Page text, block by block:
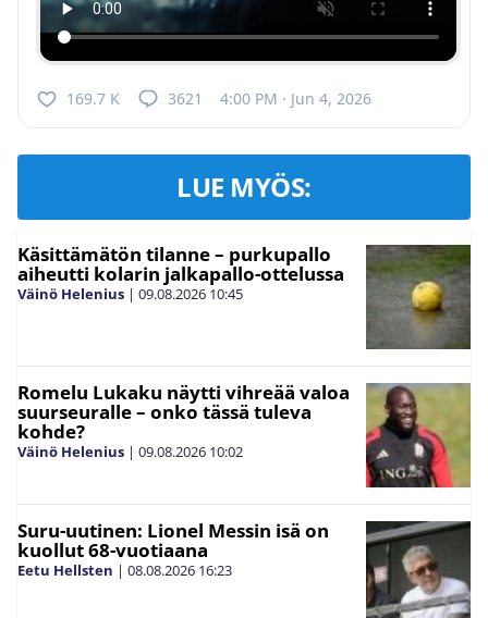
169.7 K 3621 4:00 PM · Jun 4, 2026
LUE MYÖS:
Käsittämätön tilanne – purkupallo
aiheutti kolarin jalkapallo-ottelussa
Väinö Helenius | 09.08.2026 10:45
Romelu Lukaku näytti vihreää valoa
suurseuralle – onko tässä tuleva
kohde?
Väinö Helenius | 09.08.2026 10:02
Suru-uutinen: Lionel Messin isä on
kuollut 68-vuotiaana
Eetu Hellsten | 08.08.2026 16:23